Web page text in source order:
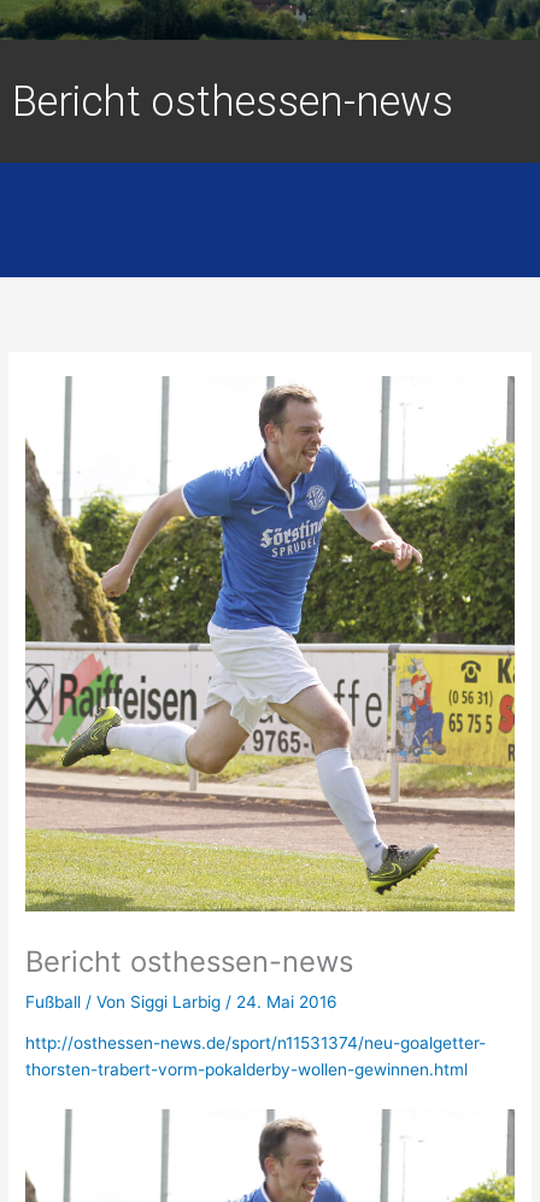
Bericht osthessen-news
Bericht osthessen-news
Fußball / Von Siggi Larbig / 24. Mai 2016
http://osthessen-news.de/sport/n11531374/neu-goalgetter-
thorsten-trabert-vorm-pokalderby-wollen-gewinnen.html